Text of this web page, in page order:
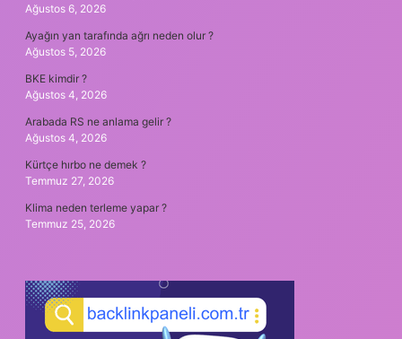
Ağustos 6, 2026
Ayağın yan tarafında ağrı neden olur ?
Ağustos 5, 2026
BKE kimdir ?
Ağustos 4, 2026
Arabada RS ne anlama gelir ?
Ağustos 4, 2026
Kürtçe hırbo ne demek ?
Temmuz 27, 2026
Klima neden terleme yapar ?
Temmuz 25, 2026